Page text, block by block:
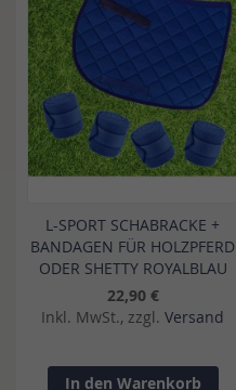
L-SPORT SCHABRACKE +
BANDAGEN FÜR HOLZPFERD
ODER SHETTY ROYALBLAU
22,90 €
Inkl. MwSt., zzgl. Versand
In den Warenkorb